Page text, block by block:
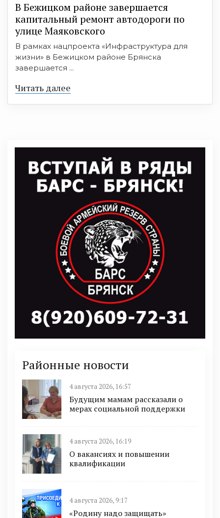
В Бежицком районе завершается
капитальный ремонт автодороги по
улице Маяковского
В рамках нацпроекта «Инфраструктура для
жизни» в Бежицком районе Брянска
завершается ...
Читать далее
Районные новости
4 августа 2026, 16:57
Будущим мамам рассказали о
мерах социальной поддержки
4 августа 2026, 16:19
О вакансиях и повышении
квалификации
4 августа 2026, 9:17
«Родину надо защищать»